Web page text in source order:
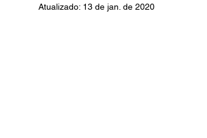
Atualizado: 13 de jan. de 2020